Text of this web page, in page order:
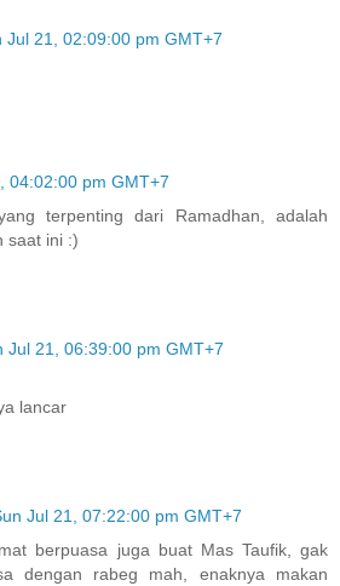
Jul 21, 02:09:00 pm GMT+7
04:02:00 pm GMT+7
terpenting dari Ramadhan, adalah
saat ini :)
Jul 21, 06:39:00 pm GMT+7
lancar
Jul 21, 07:22:00 pm GMT+7
berpuasa juga buat Mas Taufik, gak
dengan rabeg mah, enaknya makan